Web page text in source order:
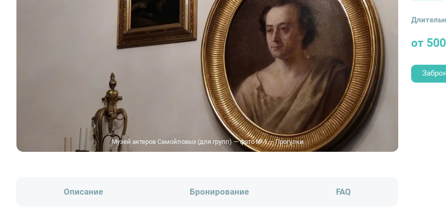
Музей актеров Самойловых (для групп) — фото № 1 — Прогулки
от
Описание Бронирование FAQ